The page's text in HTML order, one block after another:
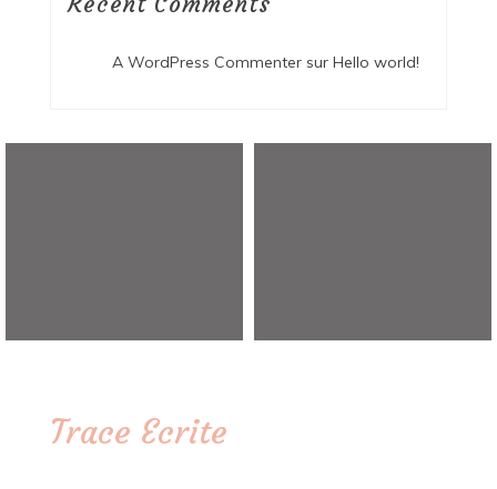
A WordPress Commentersur Hello world!
Trace Ecrite